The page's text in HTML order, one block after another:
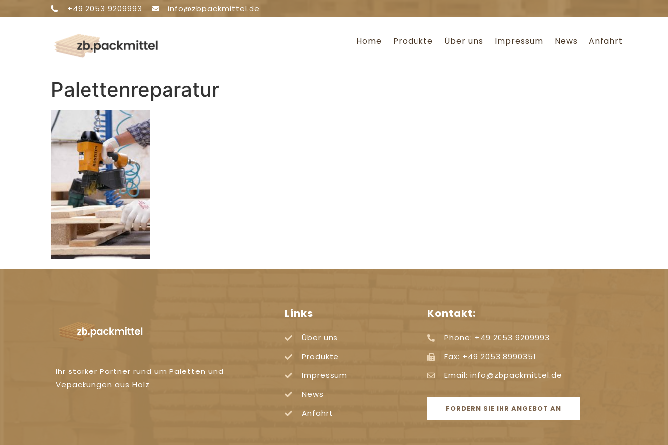
+49 2053 9209993 info@zbpackmittel.de
Home Produkte Über uns Impressum News Anfahrt
Palettenreparatur
Ihr starker Partner rund um Paletten und
Vepackungen aus Holz
Links
Über uns
Produkte
Impressum
News
Anfahrt
Kontakt:
Phone: +49 2053 9209993
Fax: +49 2053 8990351
Email: info@zbpackmittel.de
FORDERN SIE IHR ANGEBOT AN